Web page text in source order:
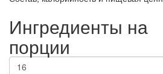
Ингредиенты на
порции